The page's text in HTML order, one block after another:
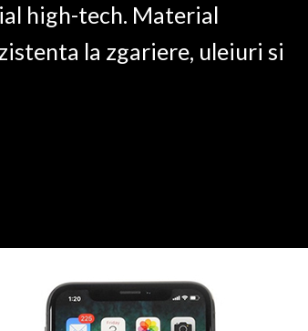
high-tech. Material
la zgariere, uleiuri si